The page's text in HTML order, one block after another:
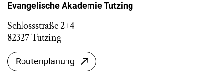
Evangelische Akademie Tutzing
Schlossstraße 2+4
82327 Tutzing
Routenplanung